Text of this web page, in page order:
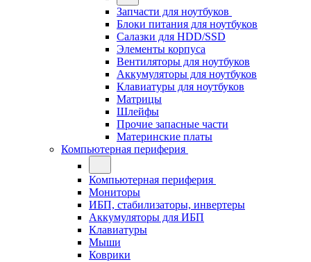
Запчасти для ноутбуков
Блоки питания для ноутбуков
Салазки для HDD/SSD
Элементы корпуса
Вентиляторы для ноутбуков
Аккумуляторы для ноутбуков
Клавиатуры для ноутбуков
Матрицы
Шлейфы
Прочие запасные части
Материнские платы
Компьютерная периферия
Компьютерная периферия
Мониторы
ИБП, стабилизаторы, инвертеры
Аккумуляторы для ИБП
Клавиатуры
Мыши
Коврики